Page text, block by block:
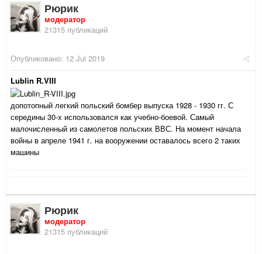
Рюрик
модератор
21315 публикаций
Опубликовано: 12 Jul 2019
Lublin R.VIII
допотопный легкий польский бомбер выпуска 1928 - 1930 гг. С
середины 30-х использовался как учебно-боевой. Самый
малочисленный из самолетов польских ВВС. На момент начала
войны в апреле 1941 г. на вооружении оставалось всего 2 таких
машины
Рюрик
модератор
21315 публикаций